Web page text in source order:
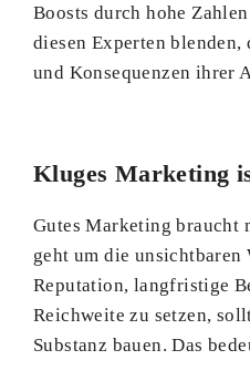
Boosts durch hohe
diesen Experten blenden,
und Konsequenzen ihrer
Kluges Marketing
Gutes Marketing braucht
geht um die unsichtbaren
Reputation, langfristige
Reichweite zu setzen,
Substanz bauen. Das